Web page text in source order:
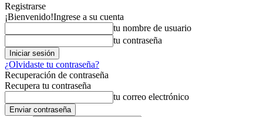
Registrarse
¡Bienvenido!Ingrese a su cuenta
tu nombre de usuario
tu contraseña
¿Olvidaste tu contraseña?
Recuperación de contraseña
Recupera tu contraseña
tu correo electrónico